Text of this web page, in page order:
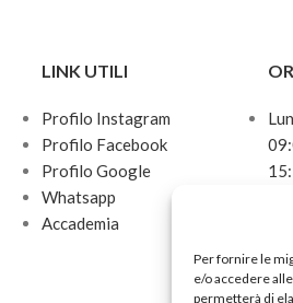
Per fornire le
e/o accedere
permetterà di
LINK UTILI
Profilo Instagram
Profilo Facebook
Profilo Google
Whatsapp
Accademia